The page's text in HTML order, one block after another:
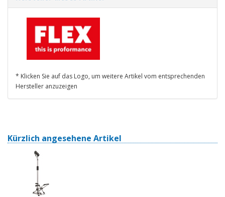
* Klicken Sie auf das Logo, um weitere Artikel vom entsprechenden
Hersteller anzuzeigen
Kürzlich angesehene Artikel